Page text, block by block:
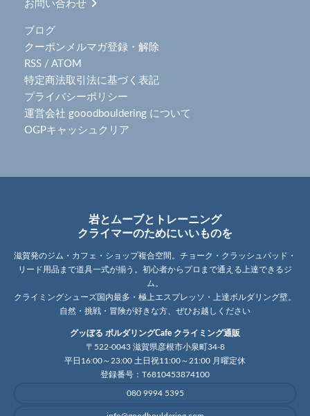
お問い合わせ
ブログ
クーポンメルマガ登録・解除
RSS / ATOM
特定商法取引法に基づく表記
プライバシーポリシー
運営会社 gooodbouldering について
OGPキャッシュクリア
岩とムーブとトレーニング
クライマーのためにいいものを
滋賀発のジム・カフェ・ショップ複合空間。チョーク・クラッシュパッド・
リード用品まで道具一式が揃う。初心者からプロまで通える上達できるジ
ム。
クライミングシューズ国内最多・極上エスプレッソ・上達ボルダリング壁。
自然・挑戦・冒険が好きな方、ぜひお越しください
グッぼる ボルダリングCafe クライミング通販
〒522-0043 滋賀県彦根市小泉町34-8
平日16:00～23:00 土日祝11:00～21:00 月曜定休
登録番号：T6810453874100
080 9994 5395